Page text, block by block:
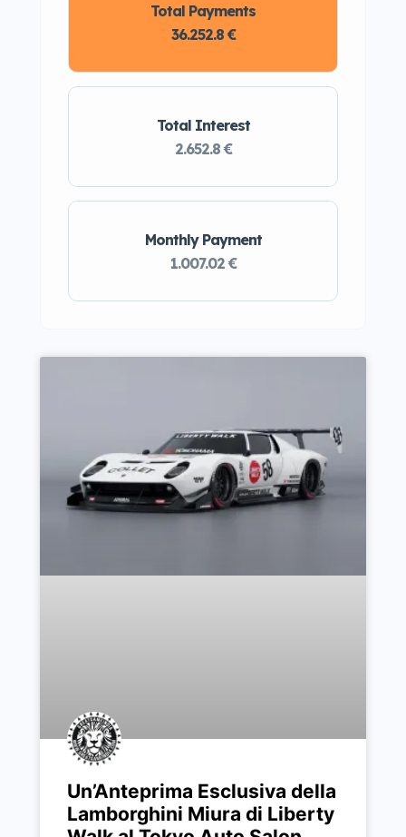
Monthly Payment
1.007.02 €
Total Interest
2.652.8 €
Total Payments
36.252.8 €
Un’Anteprima Esclusiva della
Lamborghini Miura di Liberty